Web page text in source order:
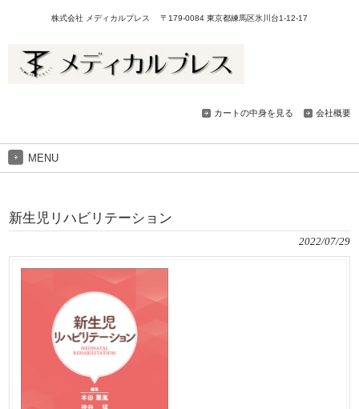
株式会社 メディカルプレス 〒179-0084 東京都練馬区氷川台1-12-17
カートの中身を見る 会社概要
MENU
新生児リハビリテーション
2022/07/29